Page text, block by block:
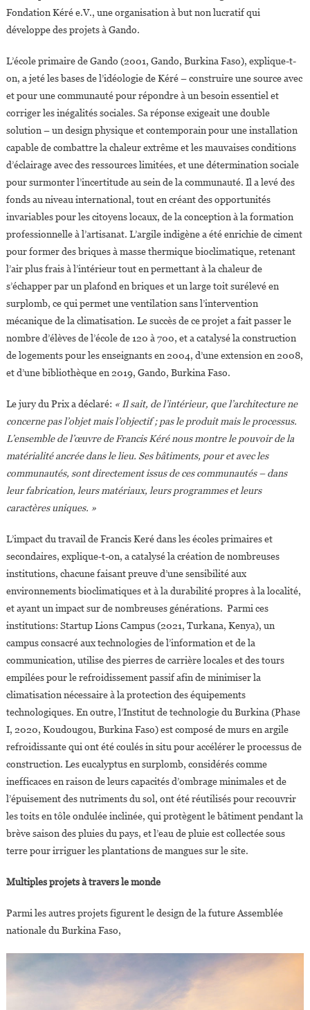
Fondation Kéré e.V., une organisation à but non lucratif qui
développe des projets à Gando.
L’école primaire de Gando (2001, Gando, Burkina Faso), explique-t-
on, a jeté les bases de l’idéologie de Kéré – construire une source avec
et pour une communauté pour répondre à un besoin essentiel et
corriger les inégalités sociales. Sa réponse exigeait une double
solution – un design physique et contemporain pour une installation
capable de combattre la chaleur extrême et les mauvaises conditions
d’éclairage avec des ressources limitées, et une détermination sociale
pour surmonter l’incertitude au sein de la communauté. Il a levé des
fonds au niveau international, tout en créant des opportunités
invariables pour les citoyens locaux, de la conception à la formation
professionnelle à l’artisanat. L’argile indigène a été enrichie de ciment
pour former des briques à masse thermique bioclimatique, retenant
l’air plus frais à l’intérieur tout en permettant à la chaleur de
s’échapper par un plafond en briques et un large toit surélevé en
surplomb, ce qui permet une ventilation sans l’intervention
mécanique de la climatisation. Le succès de ce projet a fait passer le
nombre d’élèves de l’école de 120 à 700, et a catalysé la construction
de logements pour les enseignants en 2004, d’une extension en 2008,
et d’une bibliothèque en 2019, Gando, Burkina Faso.
Le jury du Prix a déclaré: « Il sait, de l’intérieur, que l’architecture ne
concerne pas l’objet mais l’objectif ; pas le produit mais le processus.
L’ensemble de l’œuvre de Francis Kéré nous montre le pouvoir de la
matérialité ancrée dans le lieu. Ses bâtiments, pour et avec les
communautés, sont directement issus de ces communautés – dans
leur fabrication, leurs matériaux, leurs programmes et leurs
caractères uniques. »
L’impact du travail de Francis Keré dans les écoles primaires et
secondaires, explique-t-on, a catalysé la création de nombreuses
institutions, chacune faisant preuve d’une sensibilité aux
environnements bioclimatiques et à la durabilité propres à la localité,
et ayant un impact sur de nombreuses générations. Parmi ces
institutions: Startup Lions Campus (2021, Turkana, Kenya), un
campus consacré aux technologies de l’information et de la
communication, utilise des pierres de carrière locales et des tours
empilées pour le refroidissement passif afin de minimiser la
climatisation nécessaire à la protection des équipements
technologiques. En outre, l’Institut de technologie du Burkina (Phase
I, 2020, Koudougou, Burkina Faso) est composé de murs en argile
refroidissante qui ont été coulés in situ pour accélérer le processus de
construction. Les eucalyptus en surplomb, considérés comme
inefficaces en raison de leurs capacités d’ombrage minimales et de
l’épuisement des nutriments du sol, ont été réutilisés pour recouvrir
les toits en tôle ondulée inclinée, qui protègent le bâtiment pendant la
brève saison des pluies du pays, et l’eau de pluie est collectée sous
terre pour irriguer les plantations de mangues sur le site.
Multiples projets à travers le monde
Parmi les autres projets figurent le design de la future Assemblée
nationale du Burkina Faso,